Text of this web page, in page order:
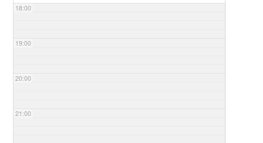
18:00
19:00
20:00
21:00